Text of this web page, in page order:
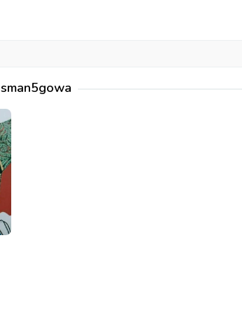
sman5gowa